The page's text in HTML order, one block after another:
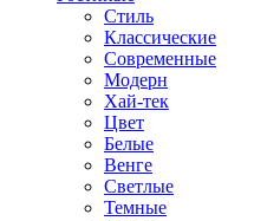
Стиль
Классические
Современные
Модерн
Хай-тек
Цвет
Белые
Венге
Светлые
Темные